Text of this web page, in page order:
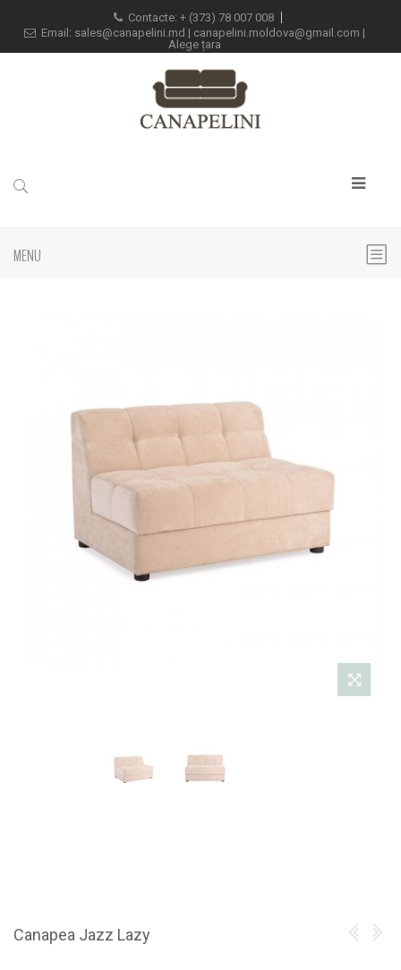
Contacte: + (373) 78 007 008
Email: sales@canapelini.md | canapelini.moldova@gmail.com |
Alege țara
MENU
Canapea Jazz Lazy